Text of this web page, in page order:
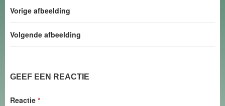
Vorige afbeelding
Volgende afbeelding
GEEF EEN REACTIE
Reactie *